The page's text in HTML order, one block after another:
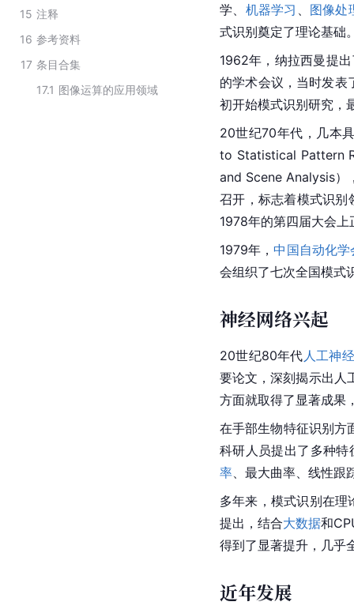
15 注释
16 参考资料
17 条目合集
17.1 图像运算的应用领域
学、 机器学习
图像处
式识别奠定了理论基础
1962年，纳拉西曼提
的学术会议，当时发
初开始模式识别研究，
20世纪70年代，几本
to Statistical Pattern
and Scene Analysis）
召开，标志着模式识别
1978年的第四届大会上
1979年，中国自动化学
会组织了七次全国模式
神经网络兴起
20世纪80年代 人工神
要论文，深刻揭示出人
方面就取得了显著成果
在手部生物特征识别方
科研人员提出了多种
率 、最大曲率、线性跟
多年来，模式识别在
提出，结合大数据和
得到了显著提升，几乎
近年发展